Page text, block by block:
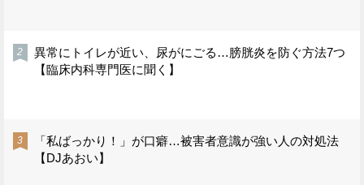
異常にトイレが近い、尿がにごる…膀胱炎を防ぐ方法7つ
【臨床内科専門医に聞く】
「私ばっかり！」が口癖…被害者意識が強い人の対処法
【DJあおい】